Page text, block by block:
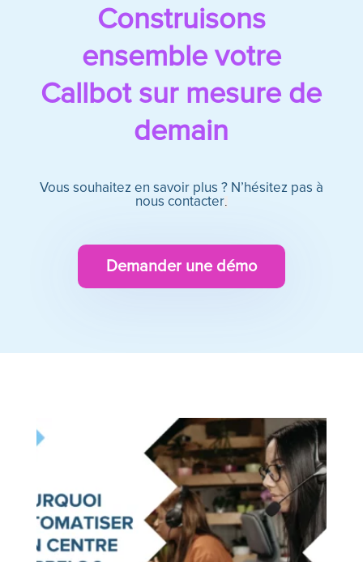
Construisons
ensemble votre
Callbot sur mesure de
demain
Vous souhaitez en savoir plus ? N’hésitez pas à
nous contacter.
Demander une démo